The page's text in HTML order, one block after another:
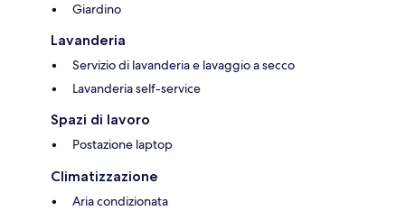
Giardino
Lavanderia
Servizio di lavanderia e lavaggio a secco
Lavanderia self-service
Spazi di lavoro
Postazione laptop
Climatizzazione
Aria condizionata